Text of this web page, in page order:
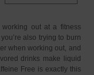
out at a fitness
also trying to burn
when working out, and
drinks make liquid
Free is exactly this